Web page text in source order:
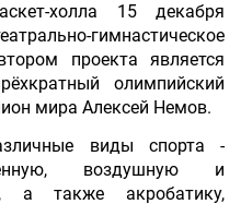
холла 15 декабря
гимнастическое
проекта является
олимпийский
мира Алексей Немов.
виды спорта -
воздушную и
а также акробатику,